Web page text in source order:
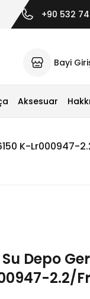
+90 532
Bayi
Aksesuar
K-Lr000947-
Depo
2.2/